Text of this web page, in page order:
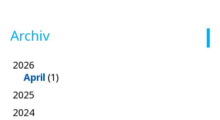
Archiv
2026
April (1)
2025
2024